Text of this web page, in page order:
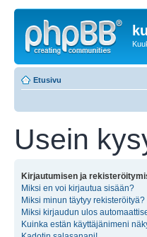
Etusivu
Usein
Kirjautumisen ja
Miksi en voi kirjautua sisään?
Miksi minun täytyy rekisteröityä?
Miksi kirjaudun ulos
Kuinka estän käyttäjänimeni